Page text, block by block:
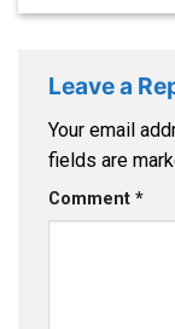
Leave a
Your email
fields are
Comment *